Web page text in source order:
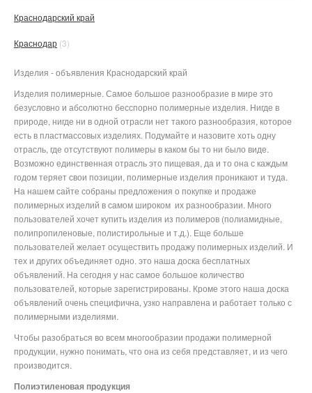
Краснодарский край
Краснодар (3)
Изделия - объявления Краснодарский край
Изделия полимерные. Самое большое разнообразие в мире это
безусловно и абсолютно бесспорно полимерные изделия. Нигде в
природе, нигде ни в одной отрасли нет такого разнообразия, которое
есть в пластмассовых изделиях. Подумайте и назовите хоть одну
отрасль, где отсутствуют полимеры в каком бы то ни было виде.
Возможно единственная отрасль это пищевая, да и то она с каждым
годом теряет свои позиции, полимерные изделия проникают и туда.
На нашем сайте собраны предложения о покупке и продаже
полимерных изделий в самом широком их разнообразии. Много
пользователей хочет купить изделия из полимеров (полиамидные,
полипропиленовые, полистирольные и т.д.). Еще больше
пользователей желает осуществить продажу полимерных изделий. И
тех и других объединяет одно. это наша доска бесплатных
объявлений. На сегодня у нас самое большое количество
пользователей, которые зарегистрированы. Кроме этого наша доска
объявлений очень специфична, узко направлена и работает только с
полимерными изделиями.
Чтобы разобраться во всем многообразии продажи полимерной
продукции, нужно понимать, что она из себя представляет, и из чего
производится.
Полиэтиленовая продукция